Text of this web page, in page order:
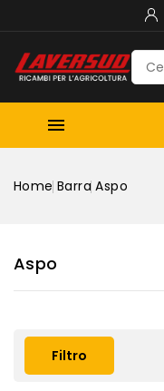

Home Barra Aspo
Aspo
Filtro